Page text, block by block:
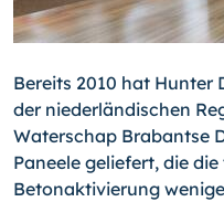
Bereits 2010 hat Hunter
der niederländischen
Waterschap Brabantse
Paneele geliefert, die
Betonaktivierung